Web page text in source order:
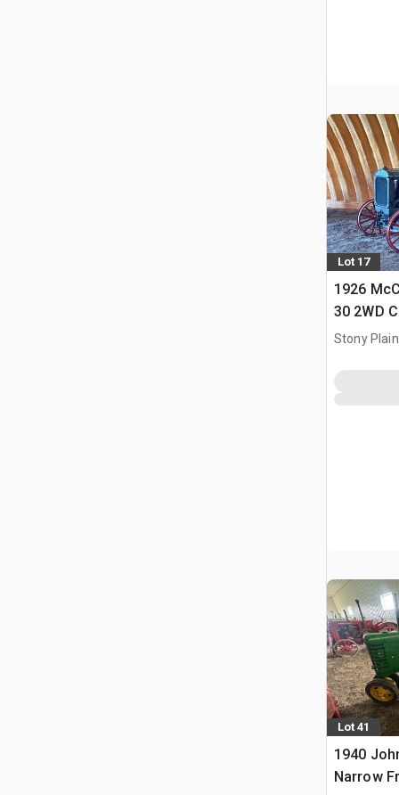
Lot 17
1926
30 2WD
Stony
Lot 41
1940
Narrow